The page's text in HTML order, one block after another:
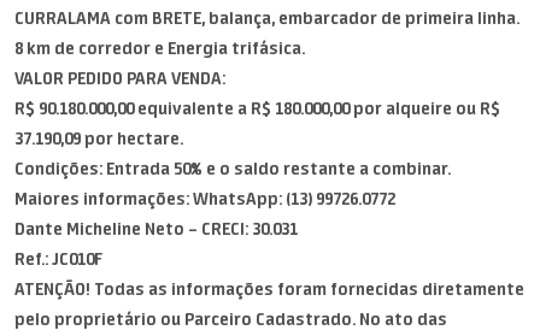
CURRALAMA com BRETE, balança, embarcador de primeira linha.
8 km de corredor e Energia trifásica.
VALOR PEDIDO PARA VENDA:
R$ 90.180.000,00 equivalente a R$ 180.000,00 por alqueire ou R$
37.190,09 por hectare.
Condições: Entrada 50% e o saldo restante a combinar.
Maiores informações: WhatsApp: (13) 99726.0772
Dante Micheline Neto – CRECI: 30.031
Ref.: JC010F
ATENÇÃO! Todas as informações foram fornecidas diretamente
pelo proprietário ou Parceiro Cadastrado. No ato das